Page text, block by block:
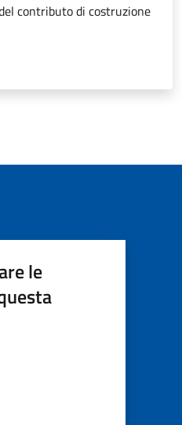
contributo di costruzione
le